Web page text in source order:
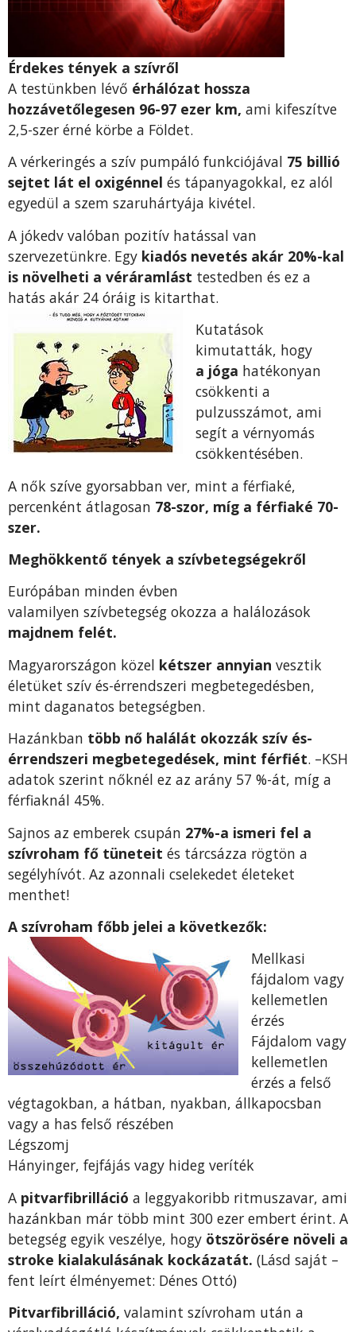
Érdekes tények a szívről
A testünkben lévő érhálózat hossza
hozzávetőlegesen 96-97 ezer km, ami kifeszítve
2,5-szer érné körbe a Földet.
A vérkeringés a szív pumpáló funkciójával 75 billió
sejtet lát el oxigénnel és tápanyagokkal, ez alól
egyedül a szem szaruhártyája kivétel.
A jókedv valóban pozitív hatással van
szervezetünkre. Egy kiadós nevetés akár 20%-kal
is növelheti a véráramlást testedben és ez a
hatás akár 24 óráig is kitarthat.
Kutatások
kimutatták, hogy
a jóga hatékonyan
csökkenti a
pulzusszámot, ami
segít a vérnyomás
csökkentésében.
A nők szíve gyorsabban ver, mint a férfiaké,
percenként átlagosan 78-szor, míg a férfiaké 70-
szer.
Meghökkentő tények a szívbetegségekről
Európában minden évben
valamilyen szívbetegség okozza a halálozások
majdnem felét.
Magyarországon közel kétszer annyian vesztik
életüket szív és-érrendszeri megbetegedésben,
mint daganatos betegségben.
Hazánkban több nő halálát okozzák szív és-
érrendszeri megbetegedések, mint férfiét. –KSH
adatok szerint nőknél ez az arány 57 %-át, míg a
férfiaknál 45%.
Sajnos az emberek csupán 27%-a ismeri fel a
szívroham fő tüneteit és tárcsázza rögtön a
segélyhívót. Az azonnali cselekedet életeket
menthet!
A szívroham főbb jelei a következők:
Mellkasi
fájdalom vagy
kellemetlen
érzés
Fájdalom vagy
kellemetlen
érzés a felső
végtagokban, a hátban, nyakban, állkapocsban
vagy a has felső részében
Légszomj
Hányinger, fejfájás vagy hideg veríték
A pitvarfibrilláció a leggyakoribb ritmuszavar, ami
hazánkban már több mint 300 ezer embert érint. A
betegség egyik veszélye, hogy ötszörösére növeli a
stroke kialakulásának kockázatát. (Lásd saját –
fent leírt élményemet: Dénes Ottó)
Pitvarfibrilláció, valamint szívroham után a